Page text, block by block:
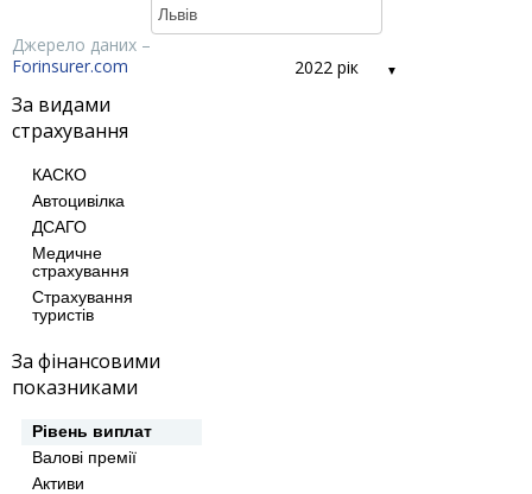
2022 рік
Джерело даних –
Forinsurer.com
За видами
страхування
КАСКО
Автоцивілка
ДСАГО
Медичне
страхування
Страхування
туристів
За фінансовими
показниками
Рівень виплат
Валові премії
Активи